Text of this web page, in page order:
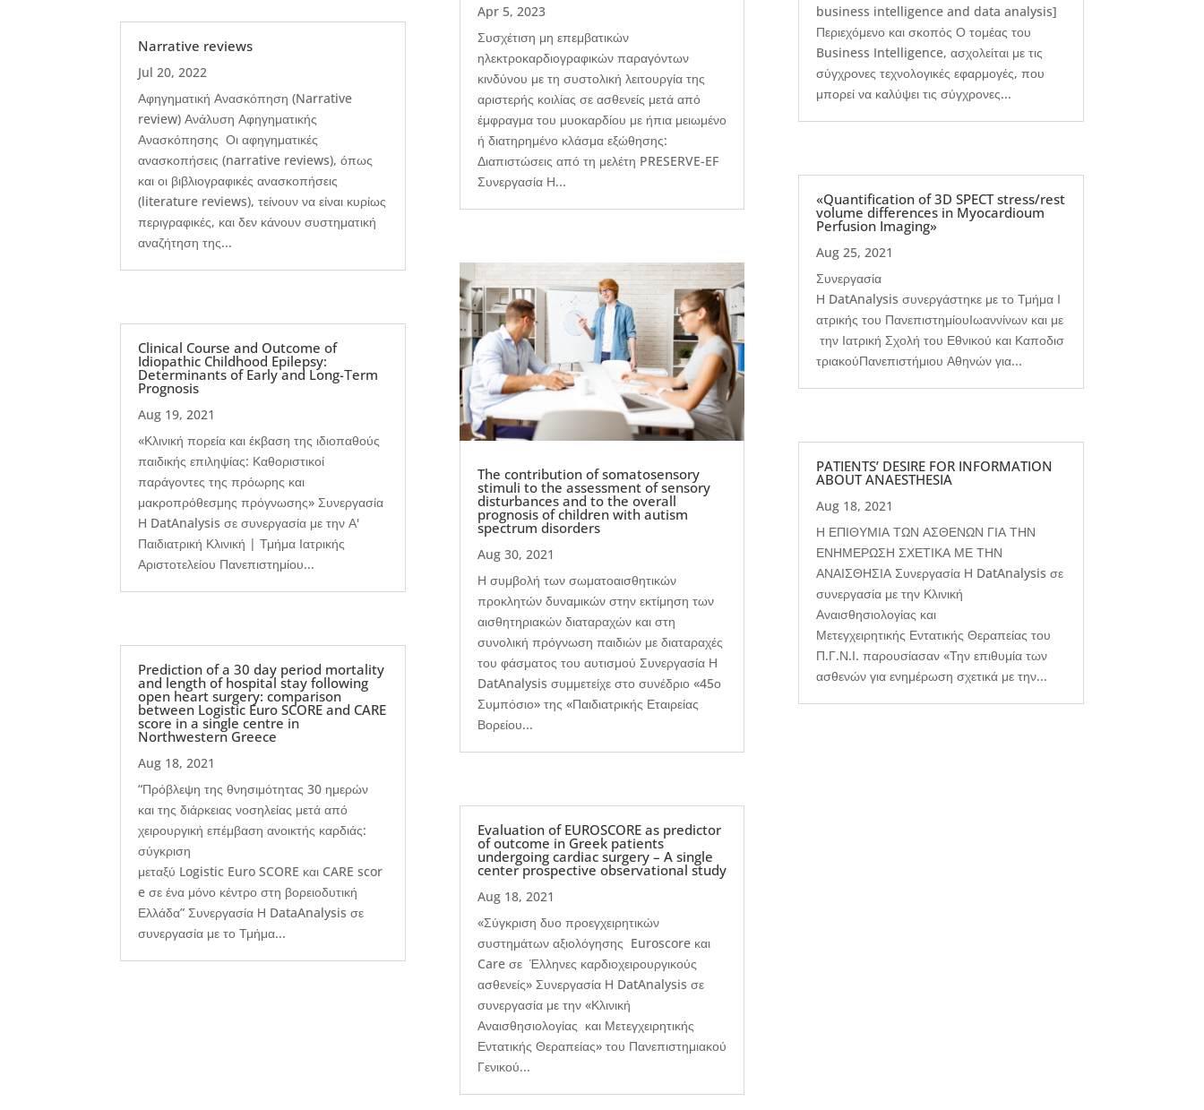
Narrative reviews
Jul 20, 2022
Αφηγηματική Ανασκόπηση (Narrative
review) Ανάλυση Αφηγηματικής
Ανασκόπησης Οι αφηγηματικές
ανασκοπήσεις (narrative reviews), όπως
και οι βιβλιογραφικές ανασκοπήσεις
(literature reviews), τείνουν να είναι κυρίως
περιγραφικές, και δεν κάνουν συστηματική
αναζήτηση της...
Clinical Course and Outcome of
Idiopathic Childhood Epilepsy:
Determinants of Early and Long-Τerm
Prognosis
Aug 19, 2021
«Κλινική πορεία και έκβαση της ιδιοπαθούς
παιδικής επιληψίας: Καθοριστικοί
παράγοντες της πρόωρης και
μακροπρόθεσμης πρόγνωσης» Συνεργασία
Η DatAnalysis σε συνεργασία με την Α'
Παιδιατρική Κλινική | Τμήμα Ιατρικής
Αριστοτελείου Πανεπιστημίου...
Prediction of a 30 day period mortality
and length of hospital stay following
open heart surgery: comparison
between Logistic Euro SCORE and CARE
score in a single centre in
Northwestern Greece
Aug 18, 2021
“Πρόβλεψη της θνησιμότητας 30 ημερών
και της διάρκειας νοσηλείας μετά από
χειρουργική επέμβαση ανοικτής καρδιάς:
σύγκριση
μεταξύ Logistic Euro SCORE και CARE scor
e σε ένα μόνο κέντρο στη βορειοδυτική
Ελλάδα” Συνεργασία Η DataAnalysis σε
συνεργασία με το Τμήμα...
Apr 5, 2023
Συσχέτιση μη επεμβατικών
ηλεκτροκαρδιογραφικών παραγόντων
κινδύνου με τη συστολική λειτουργία της
αριστερής κοιλίας σε ασθενείς μετά από
έμφραγμα του μυοκαρδίου με ήπια μειωμένο
ή διατηρημένο κλάσμα εξώθησης:
Διαπιστώσεις από τη μελέτη PRESERVE-EF
Συνεργασία Η...
The contribution of somatosensory
stimuli to the assessment of sensory
disturbances and to the overall
prognosis of children with autism
spectrum disorders
Aug 30, 2021
Η συμβολή των σωματοαισθητικών
προκλητών δυναμικών στην εκτίμηση των
αισθητηριακών διαταραχών και στη
συνολική πρόγνωση παιδιών με διαταραχές
του φάσματος του αυτισμού Συνεργασία Η
DatAnalysis συμμετείχε στο συνέδριο «45ο
Συμπόσιο» της «Παιδιατρικής Εταιρείας
Βορείου...
Evaluation of EUROSCORE as predictor
of outcome in Greek patients
undergoing cardiac surgery – A single
center prospective observational study
Aug 18, 2021
«Σύγκριση δυο προεγχειρητικών
συστημάτων αξιολόγησης Euroscore και
Care σε Έλληνες καρδιοχειρουργικούς
ασθενείς» Συνεργασία Η DatAnalysis σε
συνεργασία με την «Κλινική
Αναισθησιολογίας και Μετεγχειρητικής
Εντατικής Θεραπείας» του Πανεπιστημιακού
Γενικού...
business intelligence and data analysis]
Περιεχόμενο και σκοπός Ο τομέας του
Business Intelligence, ασχολείται με τις
σύγχρονες τεχνολογικές εφαρμογές, που
μπορεί να καλύψει τις σύγχρονες...
«Quantification of 3D SPECT stress/rest
volume differences in Myocardioum
Perfusion Imaging»
Aug 25, 2021
Συνεργασία
Η DatAnalysis συνεργάστηκε με το Τμήμα Ι
ατρικής του ΠανεπιστημίουΙωαννίνων και με
την Ιατρική Σχολή του Εθνικού και Καποδισ
τριακούΠανεπιστήμιου Αθηνών για...
PATIENTS’ DESIRE FOR INFORMATION
ABOUT ANAESTHESIA
Aug 18, 2021
Η ΕΠΙΘΥΜΙΑ ΤΩΝ ΑΣΘΕΝΩΝ ΓΙΑ ΤΗΝ
ΕΝΗΜΕΡΩΣΗ ΣΧΕΤΙΚΑ ΜΕ ΤΗΝ
ΑΝΑΙΣΘΗΣΙΑ Συνεργασία Η DatAnalysis σε
συνεργασία με την Κλινική
Αναισθησιολογίας και
Μετεγχειρητικής Εντατικής Θεραπείας του
Π.Γ.Ν.Ι. παρουσίασαν «Την επιθυμία των
ασθενών για ενημέρωση σχετικά με την...